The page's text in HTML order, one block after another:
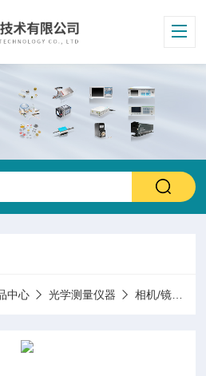
中心 光学测量仪器 相机/镜头/机器视觉